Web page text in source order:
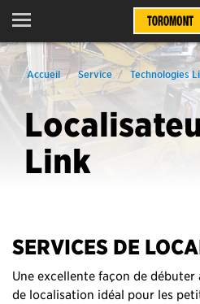
Menu
Accueil Service Technologies
Link
SERVICES DE
Une excellente façon de débuter
de localisation idéal pour les